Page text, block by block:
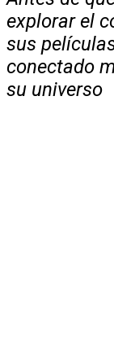
explorar el
sus
conectado
su universo